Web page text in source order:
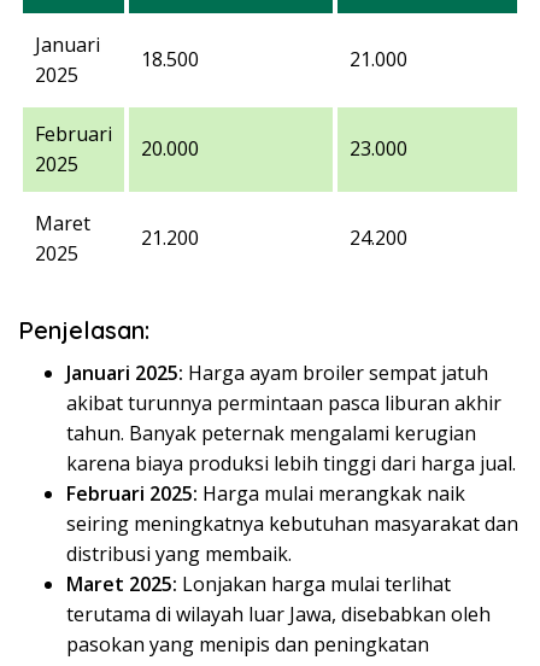
Januari
2025
18.500 21.000
Februari
2025
20.000 23.000
Maret
2025
21.200 24.200
Penjelasan:
Januari 2025: Harga ayam broiler sempat jatuh
akibat turunnya permintaan pasca liburan akhir
tahun. Banyak peternak mengalami kerugian
karena biaya produksi lebih tinggi dari harga jual.
Februari 2025: Harga mulai merangkak naik
seiring meningkatnya kebutuhan masyarakat dan
distribusi yang membaik.
Maret 2025: Lonjakan harga mulai terlihat
terutama di wilayah luar Jawa, disebabkan oleh
pasokan yang menipis dan peningkatan